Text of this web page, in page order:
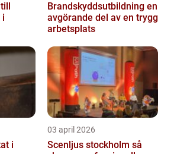
i
Brandskyddsutbildning en
avgörande del av en trygg
arbetsplats
03 april 2026
Scenljus stockholm så